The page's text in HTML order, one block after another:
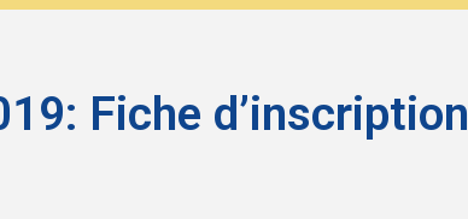
Fiche d’inscription